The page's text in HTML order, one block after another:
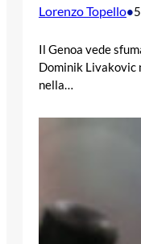
Lorenzo Topello•
Il Genoa vede
Dominik Livakovic
nella…